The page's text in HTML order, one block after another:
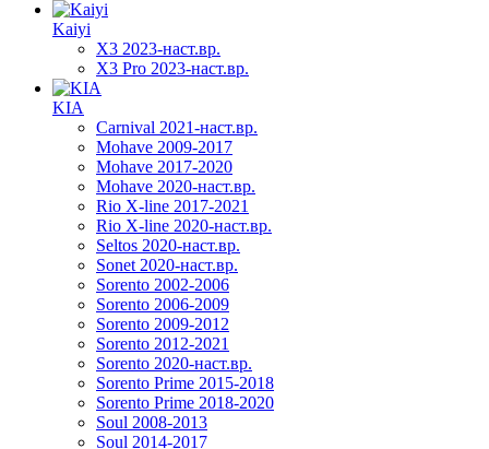
Kaiyi
X3 2023-наст.вр.
X3 Pro 2023-наст.вр.
KIA
Carnival 2021-наст.вр.
Mohave 2009-2017
Mohave 2017-2020
Mohave 2020-наст.вр.
Rio X-line 2017-2021
Rio X-line 2020-наст.вр.
Seltos 2020-наст.вр.
Sonet 2020-наст.вр.
Sorento 2002-2006
Sorento 2006-2009
Sorento 2009-2012
Sorento 2012-2021
Sorento 2020-наст.вр.
Sorento Prime 2015-2018
Sorento Prime 2018-2020
Soul 2008-2013
Soul 2014-2017